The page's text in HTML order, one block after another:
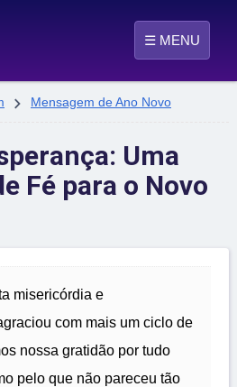
☰ MENU
 Mensagem de Ano Novo
Uma
Fé para o Novo
misericórdia e
com mais um ciclo de
nossa gratidão por tudo
pelo que não pareceu tão